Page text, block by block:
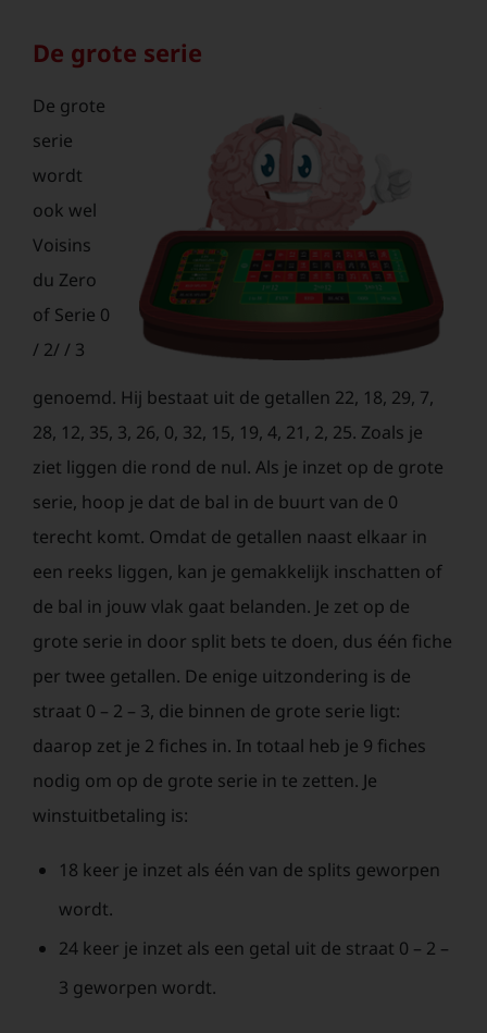
De grote serie
De grote
serie
wordt
ook wel
Voisins
du Zero
of Serie 0
/ 2/ / 3
genoemd. Hij bestaat uit de getallen 22, 18, 29, 7,
28, 12, 35, 3, 26, 0, 32, 15, 19, 4, 21, 2, 25. Zoals je
ziet liggen die rond de nul. Als je inzet op de grote
serie, hoop je dat de bal in de buurt van de 0
terecht komt. Omdat de getallen naast elkaar in
een reeks liggen, kan je gemakkelijk inschatten of
de bal in jouw vlak gaat belanden. Je zet op de
grote serie in door split bets te doen, dus één fiche
per twee getallen. De enige uitzondering is de
straat 0 – 2 – 3, die binnen de grote serie ligt:
daarop zet je 2 fiches in. In totaal heb je 9 fiches
nodig om op de grote serie in te zetten. Je
winstuitbetaling is:
18 keer je inzet als één van de splits geworpen
wordt.
24 keer je inzet als een getal uit de straat 0 – 2 –
3 geworpen wordt.